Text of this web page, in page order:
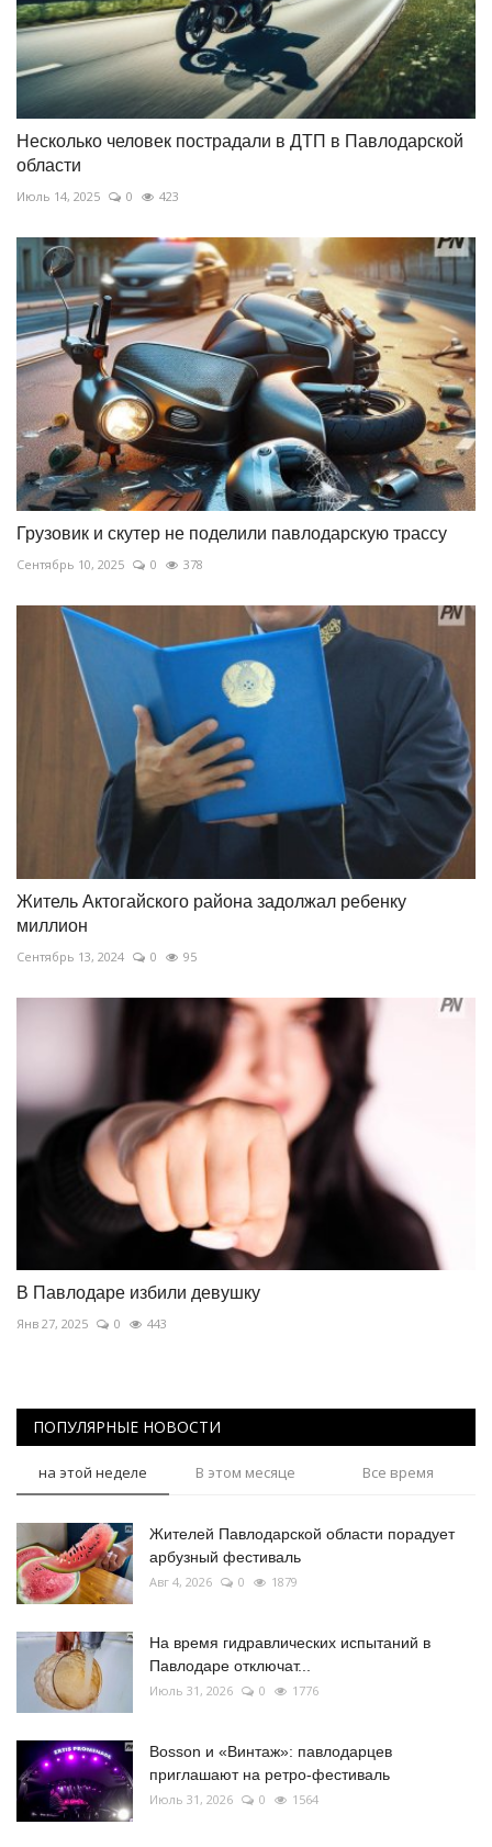
Несколько человек пострадали в ДТП в Павлодарской
области
Июль 14, 2025 0 423
Грузовик и скутер не поделили павлодарскую трассу
Сентябрь 10, 2025 0 378
Житель Актогайского района задолжал ребенку
миллион
Сентябрь 13, 2024 0 95
В Павлодаре избили девушку
Янв 27, 2025 0 443
ПОПУЛЯРНЫЕ НОВОСТИ
на этой неделе В этом месяце Все время
Жителей Павлодарской области порадует
арбузный фестиваль
Авг 4, 2026 0 1879
На время гидравлических испытаний в
Павлодаре отключат...
Июль 31, 2026 0 1776
Bosson и «Винтаж»: павлодарцев
приглашают на ретро-фестиваль
Июль 31, 2026 0 1564